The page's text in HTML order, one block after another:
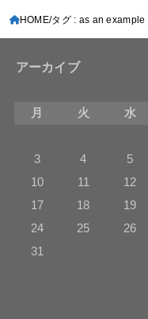
HOME タグ : as an example
アーカイブ
月
火 水
3
4 5
10
11 12
17
18 19
24
25 26
31